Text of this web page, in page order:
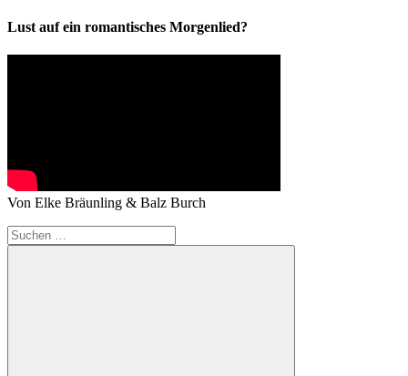
Lust auf ein romantisches Morgenlied?
Von Elke Bräunling & Balz Burch
Suchen
nach: